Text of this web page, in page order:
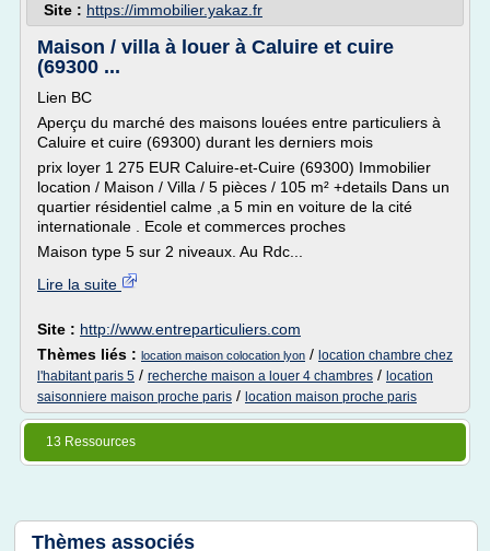
Site : https://immobilier.yakaz.fr
Maison / villa à louer à Caluire et cuire
(69300 ...
Lien BC
Aperçu du marché des maisons louées entre particuliers à
Caluire et cuire (69300) durant les derniers mois
prix loyer 1 275 EUR Caluire-et-Cuire (69300) Immobilier
location / Maison / Villa / 5 pièces / 105 m² +details Dans un
quartier résidentiel calme ,a 5 min en voiture de la cité
internationale . Ecole et commerces proches
Maison type 5 sur 2 niveaux. Au Rdc...
Lire la suite
Site : http://www.entreparticuliers.com
Thèmes liés : location maison colocation lyon / location chambre chez
l'habitant paris 5 / recherche maison a louer 4 chambres / location
saisonniere maison proche paris / location maison proche paris
13 Ressources
Thèmes associés